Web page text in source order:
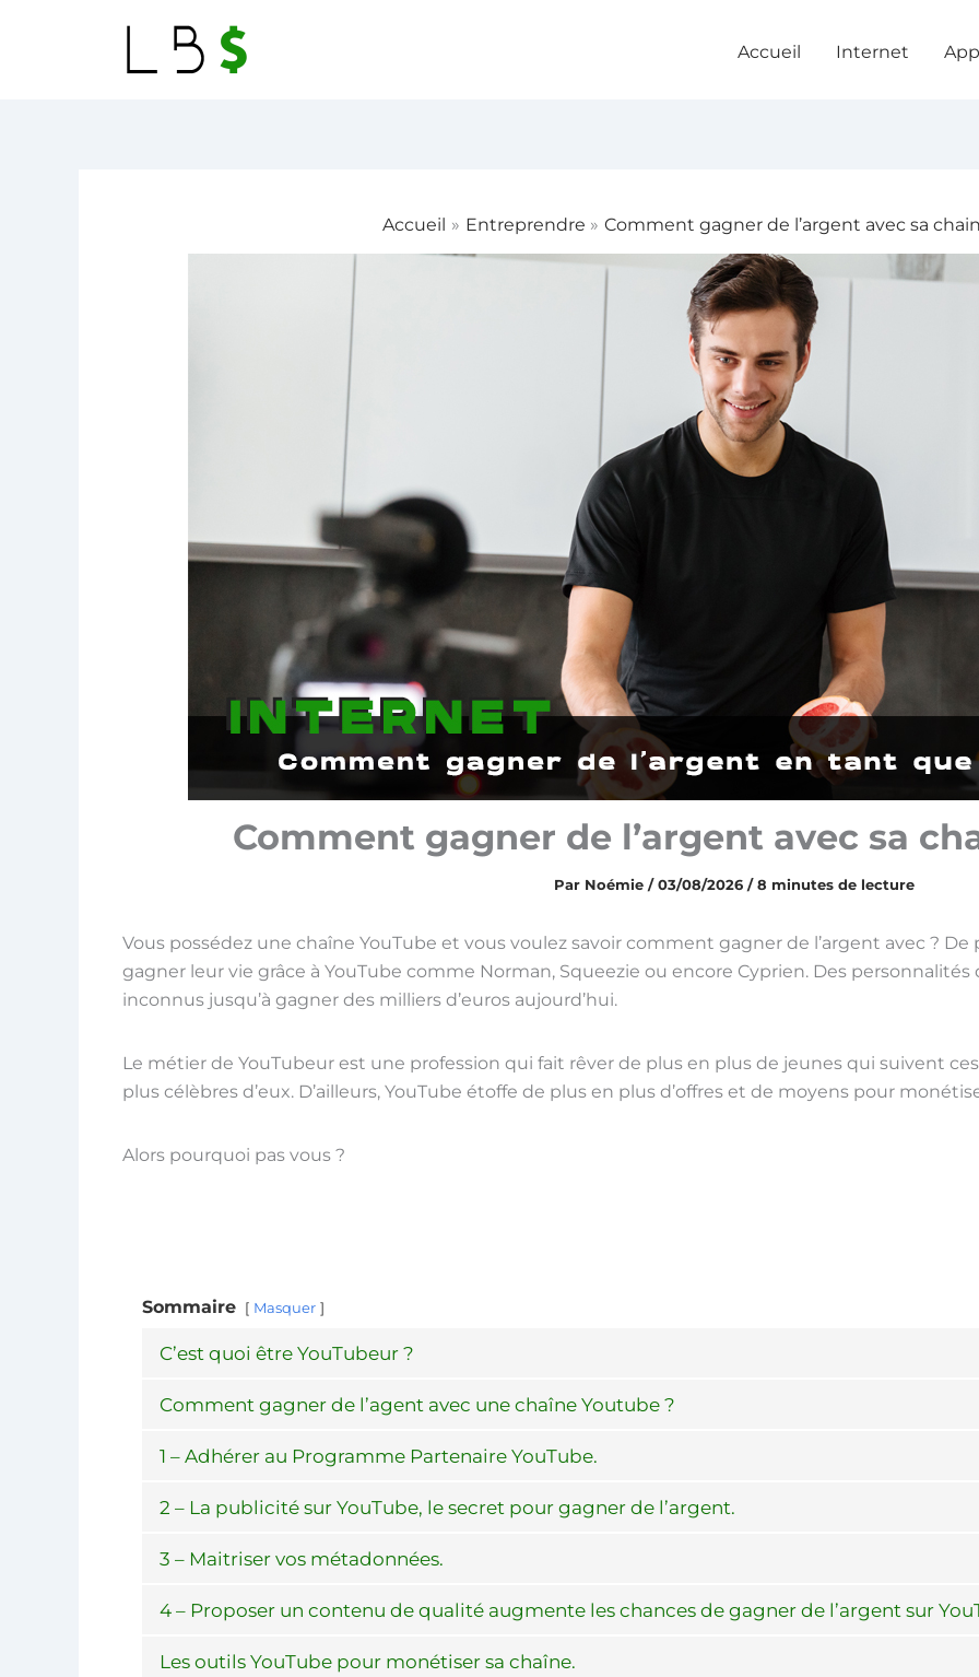
Accueil Internet
Accueil Entreprendre Comment gagner de l’argent avec sa
Comment gagner de l’argent avec sa
Par Noémie /03/08/2026 /8 minutes de lecture
Vous possédez une chaîne YouTube et vous voulez savoir comment gagner de l’argent avec ?
gagner leur vie grâce à YouTube comme Norman, Squeezie ou encore Cyprien. Des
inconnus jusqu’à gagner des milliers d’euros aujourd’hui.
Le métier de YouTubeur est une profession qui fait rêver de plus en plus de jeunes qui suivent
plus célèbres d’eux. D’ailleurs, YouTube étoffe de plus en plus d’offres et de moyens pour
Alors pourquoi pas vous ?
Sommaire Masquer
C’est quoi être YouTubeur ?
Comment gagner de l’agent avec une chaîne Youtube ?
1 – Adhérer au Programme Partenaire YouTube.
2 – La publicité sur YouTube, le secret pour gagner de l’argent.
3 – Maitriser vos métadonnées.
4 – Proposer un contenu de qualité augmente les chances de gagner de l’argent sur
Les outils YouTube pour monétiser sa chaîne.